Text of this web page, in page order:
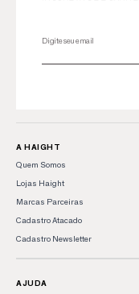
A HAIGHT
Quem Somos
Lojas Haight
Marcas Parceiras
Cadastro Atacado
Cadastro Newsletter
AJUDA